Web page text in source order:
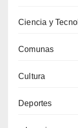
Ciencia y
Comunas
Cultura
Deportes